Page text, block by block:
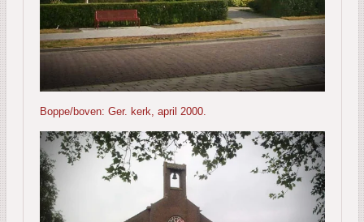
Boppe/boven: Ger. kerk, april 2000.